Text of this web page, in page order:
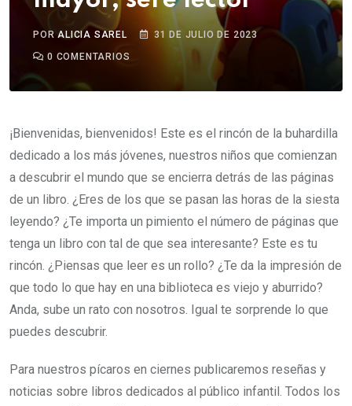
PORALICIA SAREL
31 DE JULIO DE 2023
0 COMENTARIOS
¡Bienvenidas, bienvenidos! Este es el rincón de la buhardilla
dedicado a los más jóvenes, nuestros niños que comienzan
a descubrir el mundo que se encierra detrás de las páginas
de un libro. ¿Eres de los que se pasan las horas de la siesta
leyendo? ¿Te importa un pimiento el número de páginas que
tenga un libro con tal de que sea interesante? Este es tu
rincón. ¿Piensas que leer es un rollo? ¿Te da la impresión de
que todo lo que hay en una biblioteca es viejo y aburrido?
Anda, sube un rato con nosotros. Igual te sorprende lo que
puedes descubrir.
Para nuestros pícaros en ciernes publicaremos reseñas y
noticias sobre libros dedicados al público infantil. Todos los